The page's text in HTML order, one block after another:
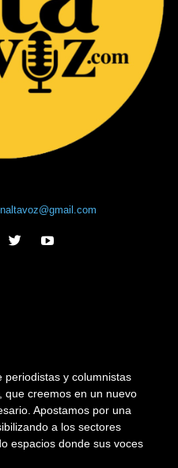
periodistas y columnistas
que creemos en un nuevo
Apostamos por una
a los sectores
espacios donde sus voces